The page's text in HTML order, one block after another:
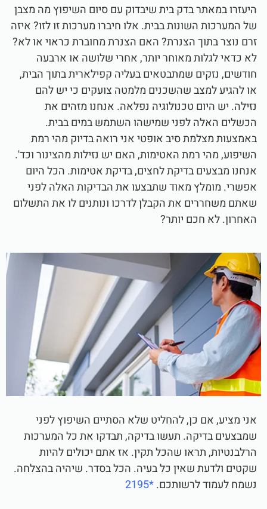
היעזרו במאתר בדק בית שיבדוק עם סיום השיפוץ מה מצבן
של המערכות השונות בבית. אלו חיברו מערכות זו לזו? איזה
זרם נוצר בתוך הצנרת? האם הצנרת מחוברת כראוי או לא?
לא כדאי לגלות מאוחר יותר, אחרי שלושה או ארבעה
חודשים, נזקים שמתבטאים בעליה קפילארית בתוך הבית,
או להגיע למצב שהשכנים מלמטה צועקים כי יש להם
נזילה. יש היום טכנולוגיה נפלאה. אנחנו מזהים את
הכשלים האלה לפני שמישהו השתמש במים בבית.
באמצעות מצלמת סיב אופטי אני רואה בדיוק מהי רמת
השיפוע, מהי רמת האטימות, האם יש נזילות מהצינור וכד'.
אנחנו מבצעים בדיקת לחצים, בדיקת אטימות. הכל היום
אפשרי. מומלץ מאוד שתבצעו את הבדיקות האלה לפני
שאתם משחררים את הקבלן לדרכו ונותנים לו את התשלום
האחרון. לא חכם יותר?
אני מציע, אם כן, להחליט שלא הסתיים השיפוץ לפני
שמבצעים בדיקה. תעשו בדיקה, תבדקו את כל המערכות
הרלבנטיות, תראו שהכל תקין. אז אתם יכולים להיות
שקטים ולדעת שאין כל בעיה. הכל בסדר. שיהיה בהצלחה.
נשמח לעמוד לרשותכם.*2195